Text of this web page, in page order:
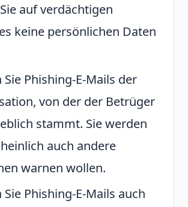
auf verdächtigen
keine persönlichen Daten
Sie Phishing-E-Mails der
von der der Betrüger
stammt. Sie werden
auch andere
warnen wollen.
Sie Phishing-E-Mails auch